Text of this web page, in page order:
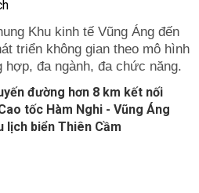
Khu kinh tế Vũng Áng đến
triển không gian theo mô hình
hợp, đa ngành, đa chức năng.
đường hơn 8 km kết nối
tốc Hàm Nghi - Vũng Áng
lịch biển Thiên Cầm